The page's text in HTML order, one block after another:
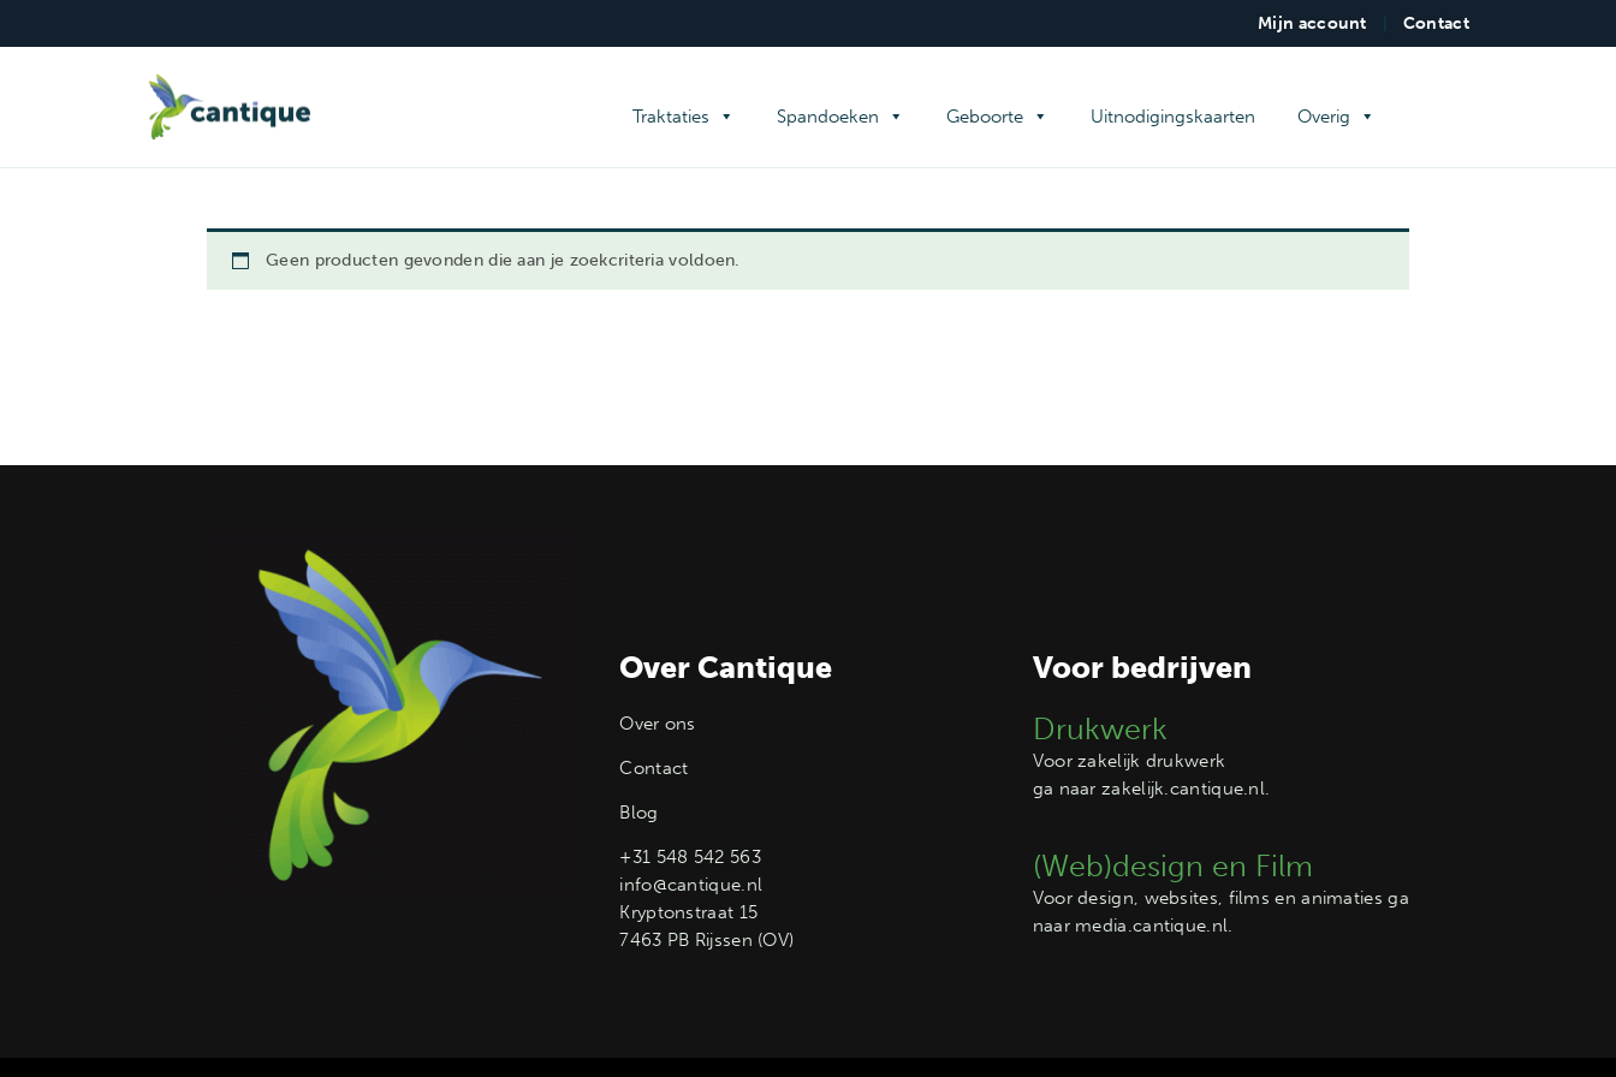
Mijn account Contact
Traktaties Spandoeken Geboorte Uitnodigingskaarten Overig
Familiedrukwerk
Traktaties Spandoeken Geboorte Uitnodigingskaarten Overig
Geen producten gevonden die aan je zoekcriteria voldoen.
Over Cantique
Over ons
Contact
Blog
+31 548 542 563
info@cantique.nl
Kryptonstraat 15
7463 PB Rijssen (OV)
Voor bedrijven
Drukwerk
Voor zakelijk drukwerk
ga naarzakelijk.cantique.nl.
(Web)design en Film
Voor design, websites, films en animaties ga
naar media.cantique.nl.